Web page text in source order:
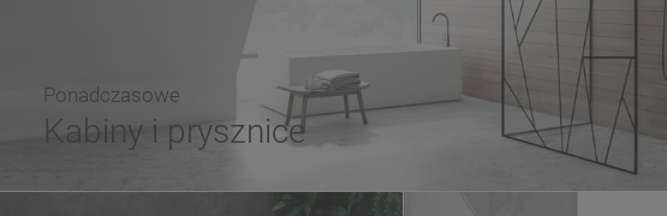
Ponadczasowe
Kabiny i prysznice